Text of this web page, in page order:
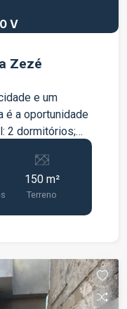
V
à Venda Vila Zezé
e um
é a oportunidade
com móveis
2 veículos;
para quem
e com fácil
Venha conhecer
150 m²
Terreno